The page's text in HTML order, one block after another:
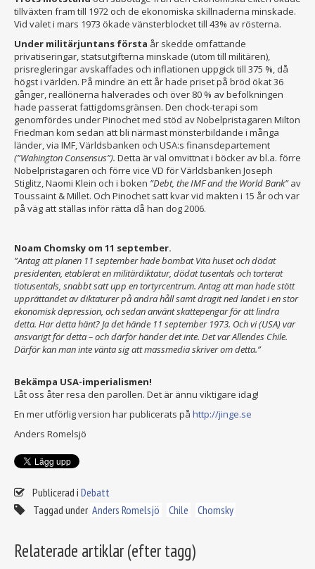
tillväxten fram till 1972 och de ekonomiska skillnaderna minskade.
Vid valet i mars 1973 ökade vänsterblocket till 43% av rösterna.
Under militärjuntans första år skedde omfattande
privatiseringar, statsutgifterna minskade (utom till militären),
prisregleringar avskaffades och inflationen uppgick till 375 %, då
högst i världen. På mindre än ett år hade priset på bröd ökat 36
gånger, reallönerna halverades och över 80 % av befolkningen
hade passerat fattigdomsgränsen. Den chock-terapi som
genomfördes under Pinochet med stöd av Nobelpristagaren Milton
Friedman kom sedan att bli närmast mönsterbildande i många
länder, via IMF, Världsbanken och USA:s finansdepartement
(”Wahington Consensus”). Detta är väl omvittnat i böcker av bl.a. förre
Nobelpristagaren och förre vice VD för Världsbanken Joseph
Stiglitz, Naomi Klein och i boken ”Debt, the IMF and the World Bank”av
Toussaint & Millet. Och Pinochet satt kvar vid makten i 15 år och var
på väg att ställas inför rätta då han dog 2006.
Noam Chomsky om 11 september.
”Antag att planen 11 september hade bombat Vita huset och dödat
presidenten, etablerat en militärdiktatur, dödat tusentals och torterat
tiotusentals, snabbt satt upp en tortyrcentrum. Antag att man hade stött
upprättandet av diktaturer på andra håll samt dragit ned landet i en stor
ekonomisk depression, och sedan använt skattepengar för att lindra
detta. Har detta hänt? Ja det hände 11 september 1973. Och vi (USA) var
ansvarigt för detta – och därför händer det inte. Det var Allendes Chile.
Därför kan man inte vänta sig att massmedia skriver om detta.”
Bekämpa USA-imperialismen!
Låt oss åter resa den parollen. Det är ännu viktigare idag!
En mer utförlig version har publicerats på http://jinge.se
Anders Romelsjö
Publicerad i Debatt
Taggad under Anders Romelsjö Chile Chomsky
Relaterade artiklar (efter tagg)